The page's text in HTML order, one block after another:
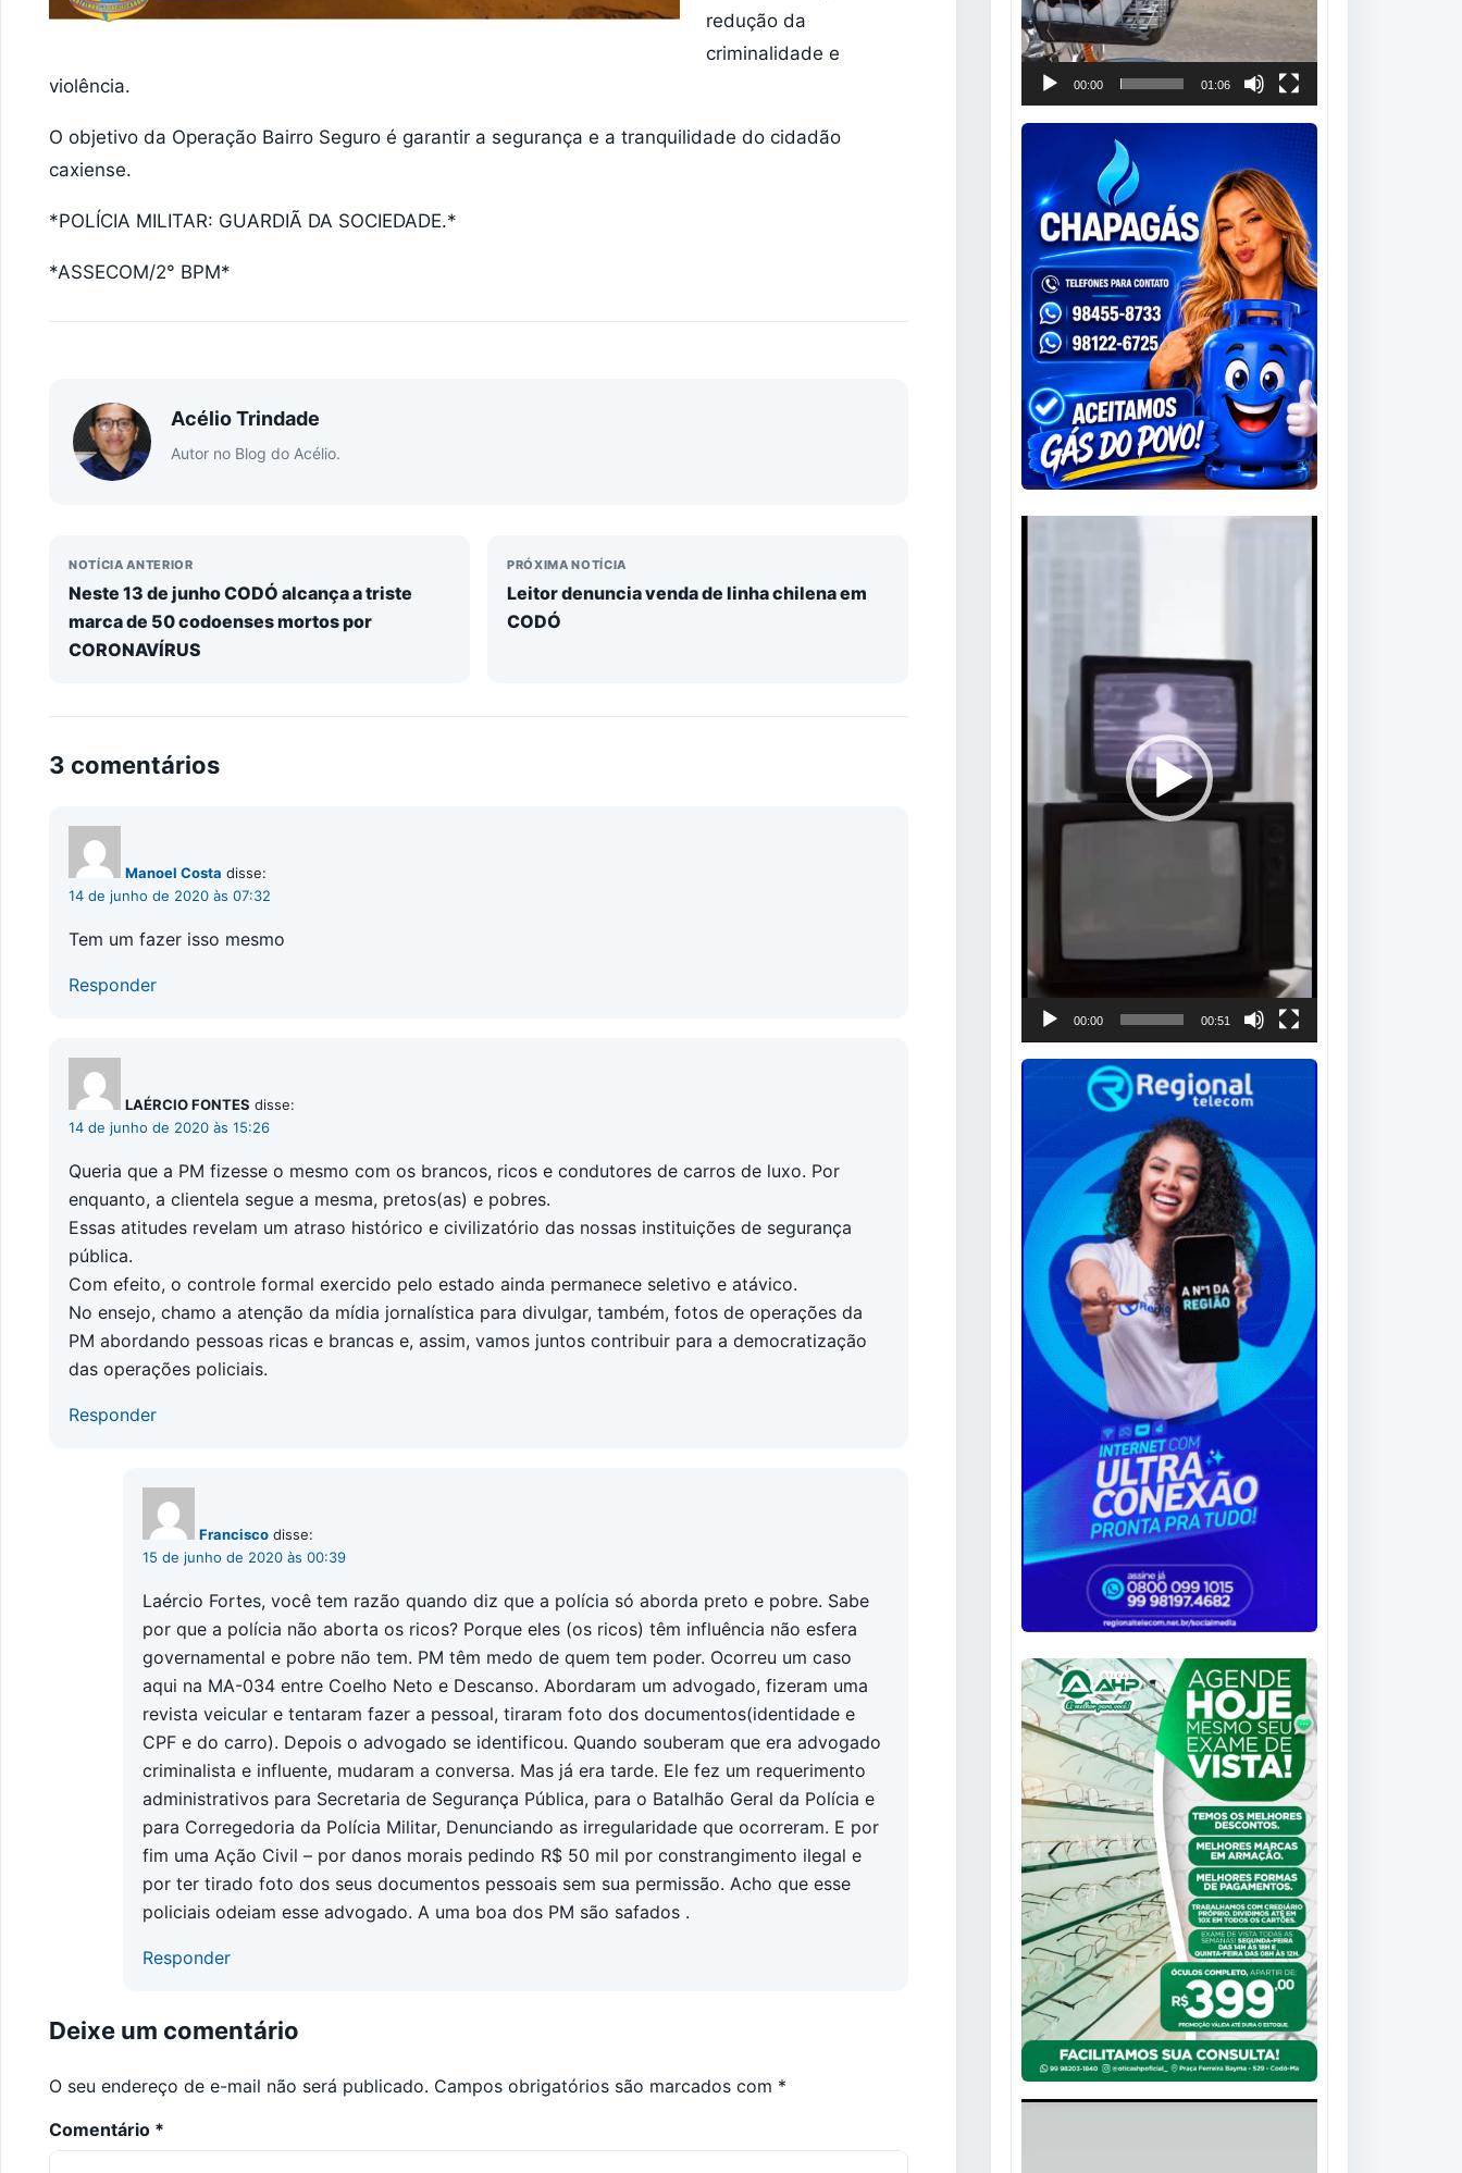
redução da
criminalidade e
violência.
O objetivo da Operação Bairro Seguro é garantir a segurança e a tranquilidade do cidadão
caxiense.
*POLÍCIA MILITAR: GUARDIÃ DA SOCIEDADE.*
*ASSECOM/2° BPM*
Acélio Trindade
Autor no Blog do Acélio.
NOTÍCIA ANTERIOR
Neste 13 de junho CODÓ alcança a triste
marca de 50 codoenses mortos por
CORONAVÍRUS
PRÓXIMA NOTÍCIA
Leitor denuncia venda de linha chilena em
CODÓ
3 comentários
Manoel Costa disse:
14 de junho de 2020 às 07:32
Tem um fazer isso mesmo
Responder
LAÉRCIO FONTES disse:
14 de junho de 2020 às 15:26
Queria que a PM fizesse o mesmo com os brancos, ricos e condutores de carros de luxo. Por
enquanto, a clientela segue a mesma, pretos(as) e pobres.
Essas atitudes revelam um atraso histórico e civilizatório das nossas instituições de segurança
pública.
Com efeito, o controle formal exercido pelo estado ainda permanece seletivo e atávico.
No ensejo, chamo a atenção da mídia jornalística para divulgar, também, fotos de operações da
PM abordando pessoas ricas e brancas e, assim, vamos juntos contribuir para a democratização
das operações policiais.
Responder
Francisco disse:
15 de junho de 2020 às 00:39
Laércio Fortes, você tem razão quando diz que a polícia só aborda preto e pobre. Sabe
por que a polícia não aborta os ricos? Porque eles (os ricos) têm influência não esfera
governamental e pobre não tem. PM têm medo de quem tem poder. Ocorreu um caso
aqui na MA-034 entre Coelho Neto e Descanso. Abordaram um advogado, fizeram uma
revista veicular e tentaram fazer a pessoal, tiraram foto dos documentos(identidade e
CPF e do carro). Depois o advogado se identificou. Quando souberam que era advogado
criminalista e influente, mudaram a conversa. Mas já era tarde. Ele fez um requerimento
administrativos para Secretaria de Segurança Pública, para o Batalhão Geral da Polícia e
para Corregedoria da Polícia Militar, Denunciando as irregularidade que ocorreram. E por
fim uma Ação Civil – por danos morais pedindo R$ 50 mil por constrangimento ilegal e
por ter tirado foto dos seus documentos pessoais sem sua permissão. Acho que esse
policiais odeiam esse advogado. A uma boa dos PM são safados .
Responder
Deixe um comentário
O seu endereço de e-mail não será publicado. Campos obrigatórios são marcados com *
Comentário *
00:00 01:06
00:00 00:51